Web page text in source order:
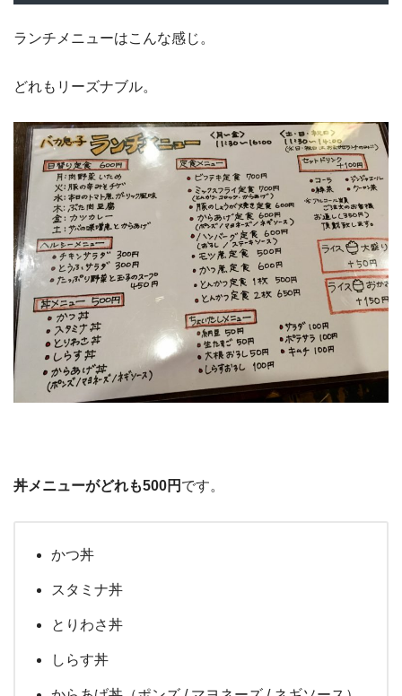
ランチメニューはこんな感じ。
どれもリーズナブル。
丼メニューがどれも500円 です。
かつ丼
スタミナ丼
とりわさ丼
しらす丼